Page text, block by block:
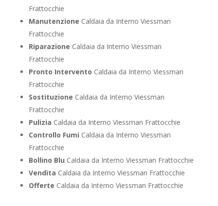
Frattocchie
Manutenzione Caldaia da Interno Viessman
Frattocchie
Riparazione Caldaia da Interno Viessman
Frattocchie
Pronto Intervento Caldaia da Interno Viessman
Frattocchie
Sostituzione Caldaia da Interno Viessman
Frattocchie
Pulizia Caldaia da Interno Viessman Frattocchie
Controllo Fumi Caldaia da Interno Viessman
Frattocchie
Bollino Blu Caldaia da Interno Viessman Frattocchie
Vendita Caldaia da Interno Viessman Frattocchie
Offerte Caldaia da Interno Viessman Frattocchie